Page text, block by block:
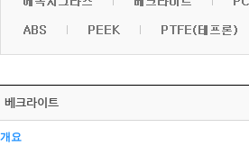
베크라이트
개요